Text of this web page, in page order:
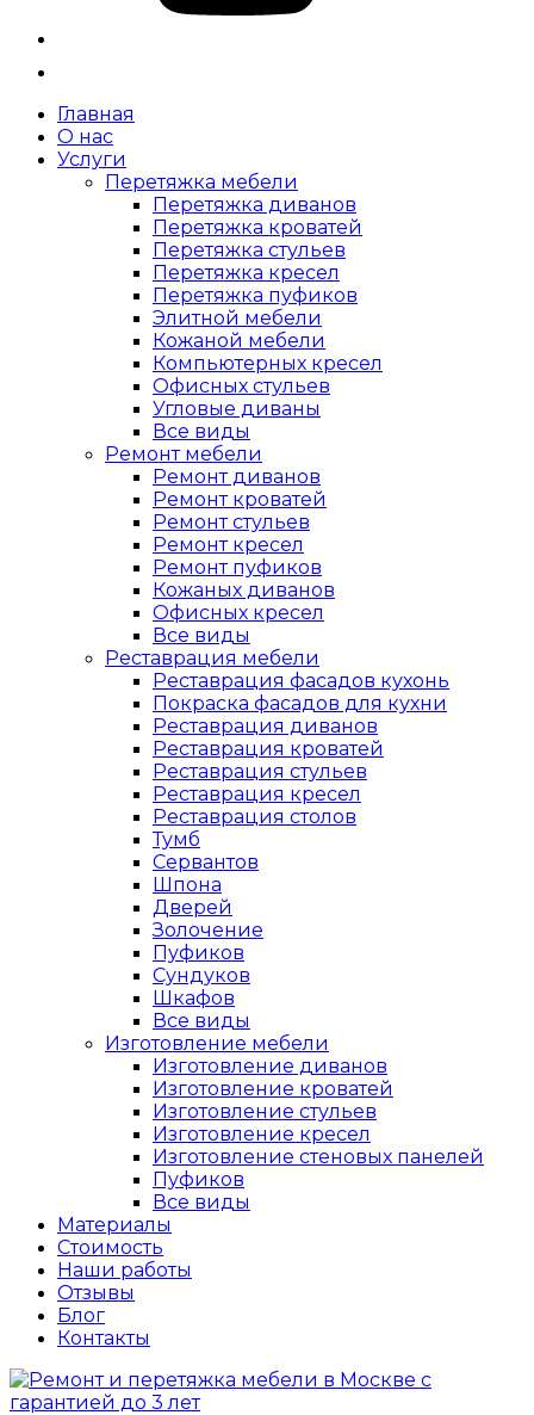
Главная
О нас
Услуги
Перетяжка мебели
Перетяжка диванов
Перетяжка кроватей
Перетяжка стульев
Перетяжка кресел
Перетяжка пуфиков
Элитной мебели
Кожаной мебели
Компьютерных кресел
Офисных стульев
Угловые диваны
Все виды
Ремонт мебели
Ремонт диванов
Ремонт кроватей
Ремонт стульев
Ремонт кресел
Ремонт пуфиков
Кожаных диванов
Офисных кресел
Все виды
Реставрация мебели
Реставрация фасадов кухонь
Покраска фасадов для кухни
Реставрация диванов
Реставрация кроватей
Реставрация стульев
Реставрация кресел
Реставрация столов
Тумб
Сервантов
Шпона
Дверей
Золочение
Пуфиков
Сундуков
Шкафов
Все виды
Изготовление мебели
Изготовление диванов
Изготовление кроватей
Изготовление стульев
Изготовление кресел
Изготовление стеновых панелей
Пуфиков
Все виды
Материалы
Стоимость
Наши работы
Отзывы
Блог
Контакты